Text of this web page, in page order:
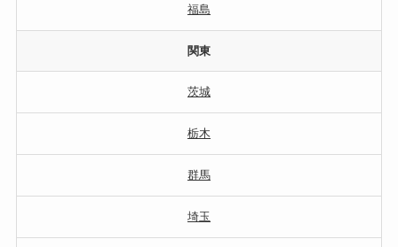
福島
関東
茨城
栃木
群馬
埼玉